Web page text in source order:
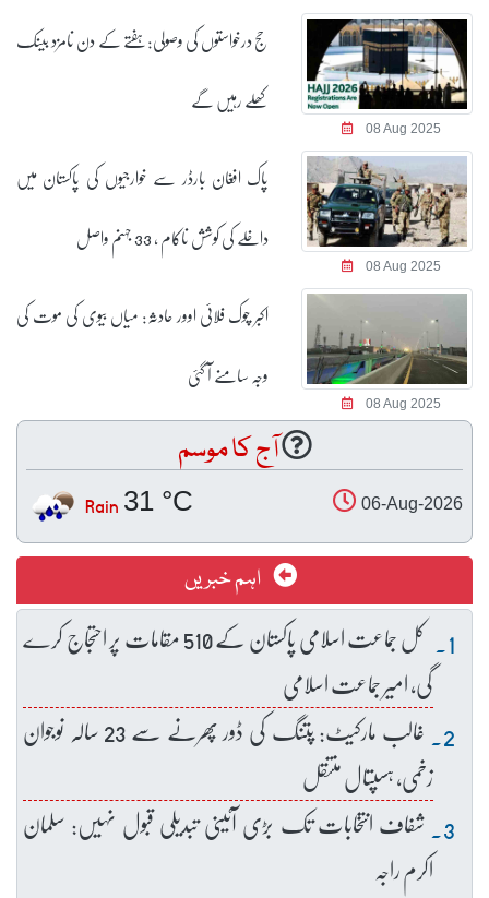
08 Aug 2025
حج درخواستوں کی وصولی: ہفتے کے دن نامزد بینک
کھلے رہیں گے
08 Aug 2025
پاک افغان بارڈر سے خوارجیوں کی پاکستان میں
داخلے کی کوشش ناکام ، 33 جہنم واصل
08 Aug 2025
اکبر چوک فلائی اوور حادثہ: میاں بیوی کی موت کی
وجہ سامنے آ گئی
آج کا موسم
06-Aug-2026
31 °C
Rain
اہم خبریں
کل جماعت اسلامی پاکستان کے 510 مقامات پر احتجاج کرے
گی، امیر جماعت اسلامی
غالب مارکیٹ: پتنگ کی ڈور پھرنے سے 23 سالہ نوجوان
زخمی، ہسپتال منتقل
شفاف انتخابات تک بڑی آئینی تبدیلی قبول نہیں: سلمان
اکرم راجہ